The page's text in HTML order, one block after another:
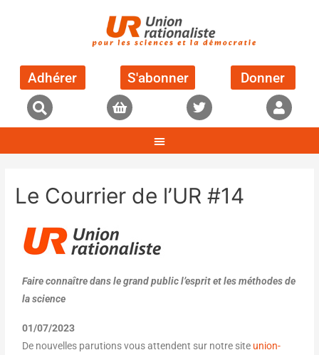
Adhérer S'abonner Donner
Le Courrier de l’UR #14
Faire connaître dans le grand public l’esprit et les méthodes de
la science
01/07/2023
De nouvelles parutions vous attendent sur notre site union-